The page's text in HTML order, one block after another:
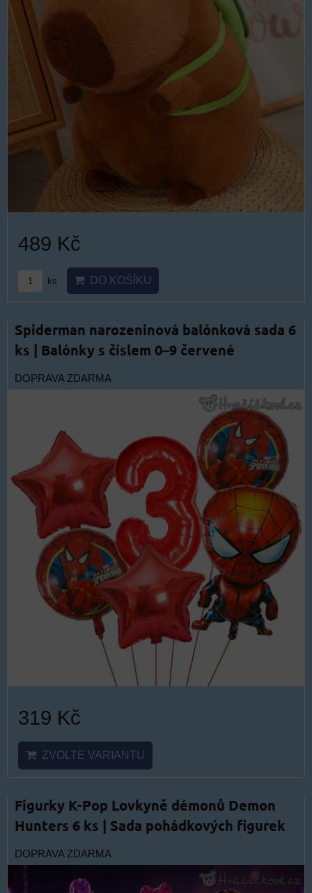
489 Kč
ks DO KOŠÍKU
Spiderman narozeninová balónková sada 6
ks | Balónky s číslem 0–9 červené
DOPRAVA ZDARMA
319 Kč
ZVOLTE VARIANTU
Figurky K-Pop Lovkyně démonů Demon
Hunters 6 ks | Sada pohádkových figurek
DOPRAVA ZDARMA